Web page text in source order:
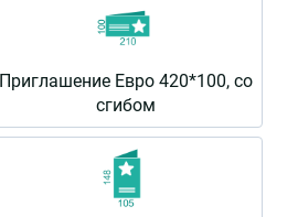
Приглашение Евро 420*100, со
сгибом